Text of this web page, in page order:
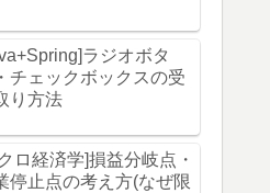
ラジオボタ
チェックボックスの受
り方法
ロ経済学]損益分岐点・
停止点の考え方(なぜ限